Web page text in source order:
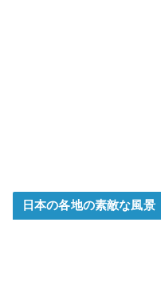
日本の各地の素敵な風景